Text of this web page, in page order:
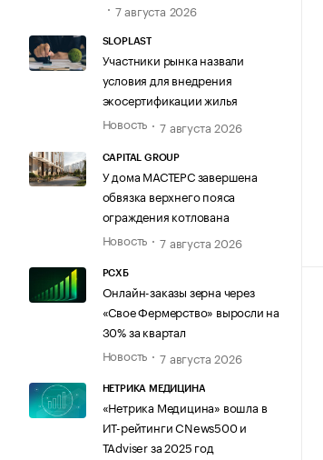
7 августа 2026
SLOPLAST
Участники рынка назвали
условия для внедрения
экосертификации жилья
Новость
7 августа 2026
CAPITAL GROUP
У дома МАСТЕРС завершена
обвязка верхнего пояса
ограждения котлована
Новость
7 августа 2026
РСХБ
Онлайн-заказы зерна через
«Свое Фермерство» выросли на
30% за квартал
Новость
7 августа 2026
НЕТРИКА МЕДИЦИНА
«Нетрика Медицина» вошла в
ИТ-рейтинги CNews500 и
TAdviser за 2025 год